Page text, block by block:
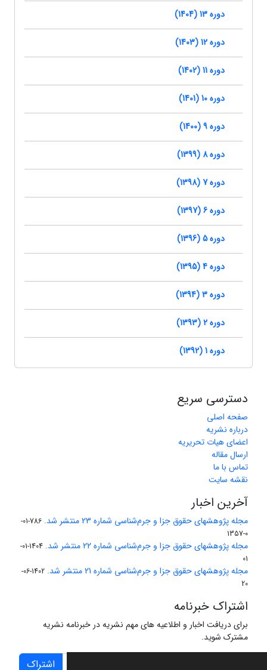
دوره 13 (1404)
دوره 12 (1403)
دوره 11 (1402)
دوره 10 (1401)
دوره 9 (1400)
دوره 8 (1399)
دوره 7 (1398)
دوره 6 (1397)
دوره 5 (1396)
دوره 4 (1395)
دوره 3 (1394)
دوره 2 (1393)
دوره 1 (1392)
دسترسی سریع
صفحه اصلی
درباره نشریه
اعضای هیات تحریریه
ارسال مقاله
تماس با ما
نقشه سایت
آخرین اخبار
مجله پژوهشهای حقوق جزا و جرم‌شناسی شماره 23 منتشر شد.
786-01-
0-1357
مجله پژوهشهای حقوق جزا و جرم‌شناسی شماره 22 منتشر شد.
1404-01-
01
مجله پژوهشهای حقوق جزا و جرم‌شناسی شماره 21 منتشر شد.
1402-06-
20
اشتراک خبرنامه
برای دریافت اخبار و اطلاعیه های مهم نشریه در خبرنامه نشریه
مشترک شوید.
اشتراک